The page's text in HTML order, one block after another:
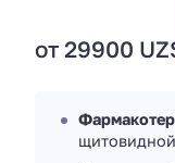
от 29900